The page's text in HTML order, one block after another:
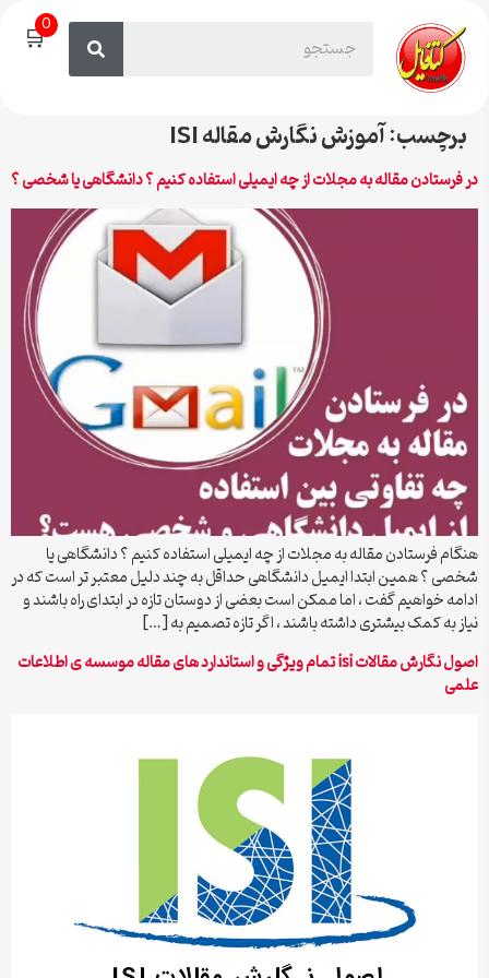
🛒0
برچسب:آموزش نگارش مقاله ISI
در فرستادن مقاله به مجلات از چه ایمیلی استفاده کنیم ؟ دانشگاهی یا شخصی ؟
هنگام فرستادن مقاله به مجلات از چه ایمیلی استفاده کنیم ؟ دانشگاهی یا
شخصی ؟ همین ابتدا ایمیل دانشگاهی حداقل به چند دلیل معتبر تر است که در
ادامه خواهیم گفت ، اما ممکن است بعضی از دوستان تازه در ابتدای راه باشند و
نیاز به کمک بیشتری داشته باشند ، اگر تازه تصمیم به […]
اصول نگارش مقالات isi تمام ویژگی و استاندارد های مقاله موسسه ی اطلاعات
علمی